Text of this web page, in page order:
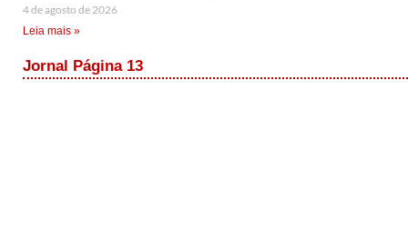
4 de agosto de 2026
Leia mais »
Jornal Página 13